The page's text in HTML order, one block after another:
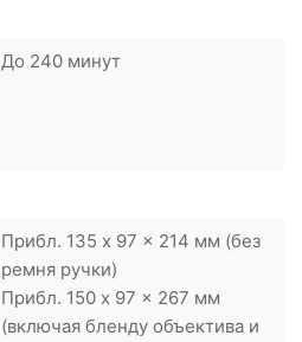
До 240 минут
Прибл. 135 x 97 x 214 мм (без
ремня ручки)
Прибл. 150 x 97 x 267 мм
(включая бленду объектива и